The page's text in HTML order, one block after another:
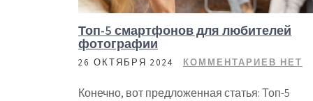
Топ-5 смартфонов для любителей
фотографии
26 ОКТЯБРЯ 2024 КОММЕНТАРИЕВ НЕТ
Конечно, вот предложенная статья: Топ-5